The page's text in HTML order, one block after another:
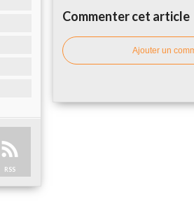
RSS
Commenter cet article
Ajouter un